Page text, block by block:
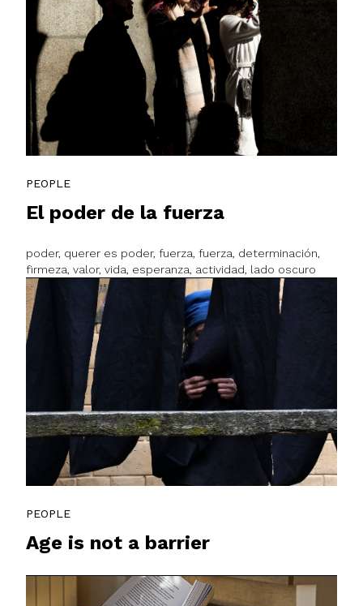
PEOPLE
El poder de la fuerza
poder, querer es poder, fuerza, fuerza, determinación,
firmeza, valor, vida, esperanza, actividad, lado oscuro
PEOPLE
Age is not a barrier